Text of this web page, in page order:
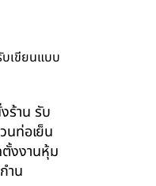
เขียนแบบ
ร้าน รับ
นท่อเย็น
งงานหุ้ม
ำน